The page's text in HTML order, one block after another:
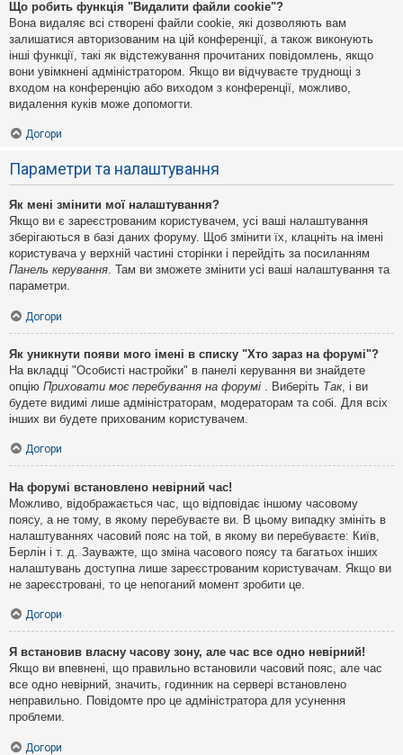
Що робить функція "Видалити файли cookie"?
Вона видаляє всі створені файли cookie, які дозволяють вам
залишатися авторизованим на цій конференції, а також виконують
інші функції, такі як відстежування прочитаних повідомлень, якщо
вони увімкнені адміністратором. Якщо ви відчуваєте труднощі з
входом на конференцію або виходом з конференції, можливо,
видалення куків може допомогти.
Догори
Параметри та налаштування
Як мені змінити мої налаштування?
Якщо ви є зареєстрованим користувачем, усі ваші налаштування
зберігаються в базі даних форуму. Щоб змінити їх, клацніть на імені
користувача у верхній частині сторінки і перейдіть за посиланням
Панель керування . Там ви зможете змінити усі ваші налаштування та
параметри.
Догори
Як уникнути появи мого імені в списку "Хто зараз на форумі"?
На вкладці "Особисті настройки" в панелі керування ви знайдете
опцію Приховати моє перебування на форумі . Виберіть Так, і ви
будете видимі лише адміністраторам, модераторам та собі. Для всіх
інших ви будете прихованим користувачем.
Догори
На форумі встановлено невірний час!
Можливо, відображається час, що відповідає іншому часовому
поясу, а не тому, в якому перебуваєте ви. В цьому випадку змініть в
налаштуваннях часовий пояс на той, в якому ви перебуваєте: Київ,
Берлін і т. д. Зауважте, що зміна часового поясу та багатьох інших
налаштувань доступна лише зареєстрованим користувачам. Якщо ви
не зареєстровані, то це непоганий момент зробити це.
Догори
Я встановив власну часову зону, але час все одно невірний!
Якщо ви впевнені, що правильно встановили часовий пояс, але час
все одно невірний, значить, годинник на сервері встановлено
неправильно. Повідомте про це адміністратора для усунення
проблеми.
Догори